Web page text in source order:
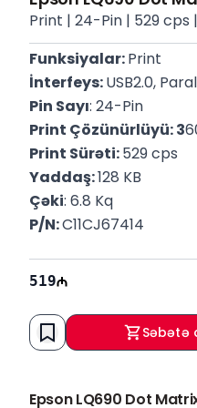
Print | 24-Pin | 529 cps |
Funksiyalar: Print
İnterfeys: USB2.0,
Pin Sayı: 24-Pin
Print Çözünürlüyü: 3
Print Sürəti: 529 cps
Yaddaş: 128 KB
Çəki: 6.8 Kq
P/N: C11CJ67414
519
Səbətə
Epson LQ690 Dot